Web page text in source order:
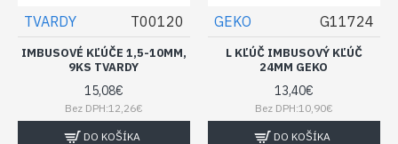
TVARDY T00120
IMBUSOVÉ KĽÚČE 1,5-10MM,
9KS TVARDY
15,08€
Bez DPH:12,26€
DO KOŠÍKA
GEKO G11724
L KĽÚČ IMBUSOVÝ KĽÚČ
24MM GEKO
13,40€
Bez DPH:10,90€
DO KOŠÍKA